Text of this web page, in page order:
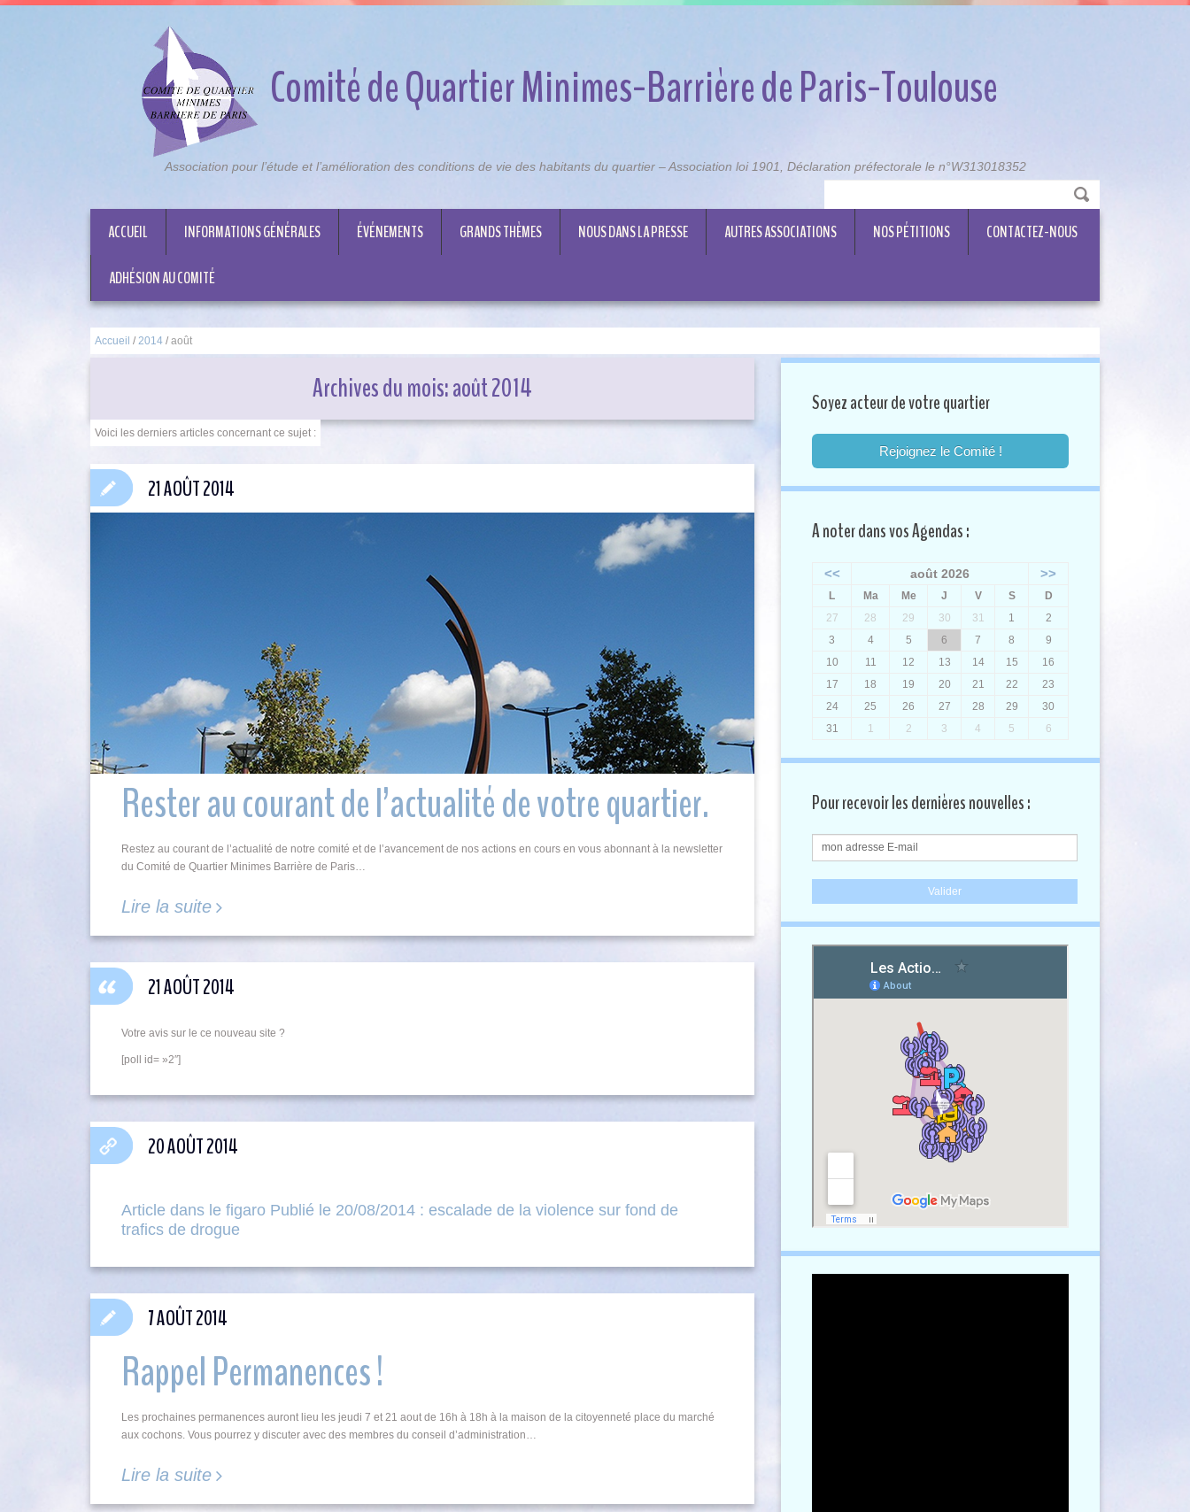
Comité de Quartier Minimes-Barrière de Paris-Toulouse
Association pour l’étude et l’amélioration des conditions de vie des habitants du quartier – Association loi 1901, Déclaration préfectorale le n°W313018352
ACCUEIL INFORMATIONS GÉNÉRALES ÉVÉNEMENTS GRANDS THÈMES NOUS DANS LA PRESSE AUTRES ASSOCIATIONS NOS PÉTITIONS CONTACTEZ-NOUS
ADHÉSION AU COMITÉ
Accueil / 2014 / août
Archives du mois:août 2014
Rester au courant de l’actualité de votre quartier.
Restez au courant de l’actualité de notre comité et de l’avancement de nos actions en cours en vous abonnant à la newsletter
du Comité de Quartier Minimes Barrière de Paris…
Lire la suite
21 AOÛT 2014
Votre avis sur le ce nouveau site ?
[poll id= »2″]
21 AOÛT 2014
Article dans le figaro Publié le 20/08/2014 : escalade de la violence sur fond de
trafics de drogue
20 AOÛT 2014
Rappel Permanences !
Les prochaines permanences auront lieu les jeudi 7 et 21 aout de 16h à 18h à la maison de la citoyenneté place du marché
aux cochons. Vous pourrez y discuter avec des membres du conseil d’administration…
Lire la suite
7 AOÛT 2014
Soyez acteur de votre quartier
Rejoignez le Comité !
A noter dans vos Agendas :
<< août 2026 >>
L Ma Me J V S
D
27
28 29 30 31 1
2
3
4 5 6 7 8
9
10
11 12 13 14 15
16
17
18 19 20 21 22
23
24
25 26 27 28 29
30
31
1 2 3 4 5 6
Pour recevoir les dernières nouvelles :